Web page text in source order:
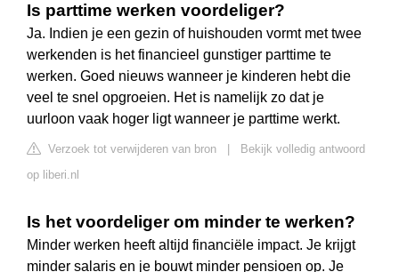
Is parttime werken voordeliger?
Ja. Indien je een gezin of huishouden vormt met twee
werkenden is het financieel gunstiger parttime te
werken. Goed nieuws wanneer je kinderen hebt die
veel te snel opgroeien. Het is namelijk zo dat je
uurloon vaak hoger ligt wanneer je parttime werkt.
Verzoek tot verwijderen van bron
Bekijk volledig antwoord
op liberi.nl
Is het voordeliger om minder te werken?
Minder werken heeft altijd financiële impact. Je krijgt
minder salaris en je bouwt minder pensioen op. Je